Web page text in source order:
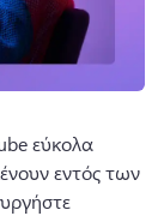
εύκολα
εντός των